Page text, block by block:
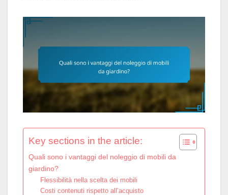
Key sections in the article:
Quali sono i vantaggi del noleggio di mobili da
giardino?
Flessibilità nella scelta dei mobili
Costi contenuti rispetto all’acquisto